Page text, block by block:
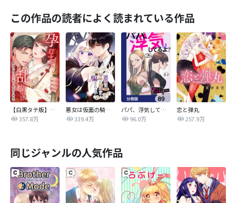
この作品の読者によく読まれている作品
【白黒タテ版】孕むまで乱れいけ～身代わり花嫁と軍服の猛愛
357.8万
悪女は仮面の騎士に騙されない
339.4万
パパ、浮気してるよ？娘と二人でクズ夫を捨てます【分冊版】
96.0万
恋と弾丸
257.9万
同じジャンルの人気作品